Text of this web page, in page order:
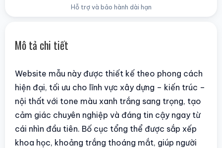
Hỗ trợ và bảo hành dài hạn
Mô tả chi tiết
Website mẫu này được thiết kế theo phong cách
hiện đại, tối ưu cho lĩnh vực xây dựng – kiến trúc –
nội thất với tone màu xanh trắng sang trọng, tạo
cảm giác chuyên nghiệp và đáng tin cậy ngay từ
cái nhìn đầu tiên. Bố cục tổng thể được sắp xếp
khoa học, khoảng trắng thoáng mắt, giúp người